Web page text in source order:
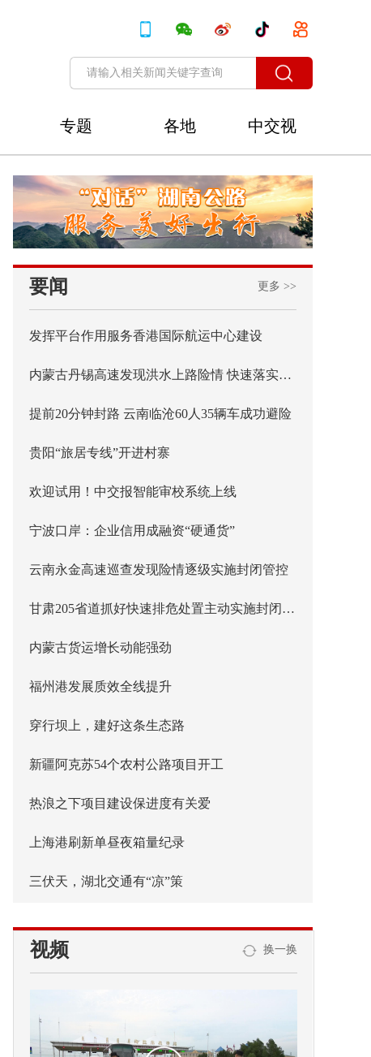
专题 各地
中交视
讯
要闻 更多 >>
发挥平台作用服务香港国际航运中心建设
内蒙古丹锡高速发现洪水上路险情 快速落实主线封闭管控
提前20分钟封路 云南临沧60人35辆车成功避险
贵阳“旅居专线”开进村寨
欢迎试用！中交报智能审校系统上线
宁波口岸：企业信用成融资“硬通货”
云南永金高速巡查发现险情逐级实施封闭管控
甘肃205省道抓好快速排危处置主动实施封闭管控
内蒙古货运增长动能强劲
福州港发展质效全线提升
穿行坝上，建好这条生态路
新疆阿克苏54个农村公路项目开工
热浪之下项目建设保进度有关爱
上海港刷新单昼夜箱量纪录
三伏天，湖北交通有“凉”策
视频 换一换